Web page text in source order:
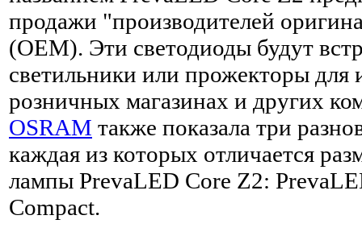
продажи "производителей
(OEM). Эти светодиоды будут
светильники или прожекторы для
розничных магазинах и других
OSRAM также показала три
каждая из которых отличается
лампы PrevaLED Core Z2:
Compact.